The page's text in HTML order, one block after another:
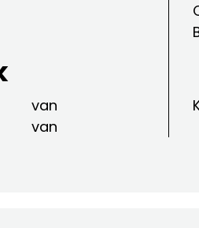
van
van